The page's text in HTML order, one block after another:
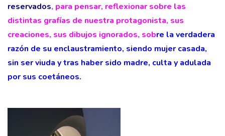
reservados, para pensar, reflexionar sobre las
distintas grafías de nuestra protagonista, sus
creaciones, sus dibujos ignorados, sobre la verdadera
razón de su enclaustramiento, siendo mujer casada,
sin ser viuda y tras haber sido madre, culta y adulada
por sus coetáneos.